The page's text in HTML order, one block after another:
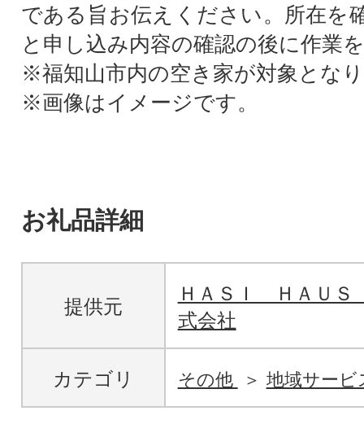
である旨お伝えください。所在を
と申し込み内容の確認の後に作業
※福知山市内の空き家が対象とな
※画像はイメージです。
お礼品詳細
提供元
ＨＡＳＩ ＨＡＵ
式会社
カテゴリ その他 地域サービ